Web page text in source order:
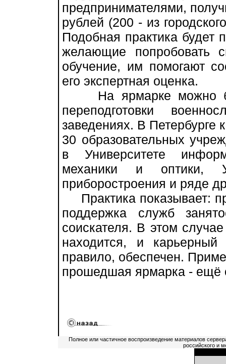
предпринимателями,
рублей (200 - из
Подобная практика будет
желающие попробовать
обучение, им помогают
его экспертная оценка.
На ярмарке можно
переподготовки
заведениях. В Петербурге
30 образовательных
в Университете
механики и оптики,
приборостроения и ряде
Практика показывает:
поддержка служб
соискателя. В этом
находится, и
правило, обеспечен.
прошедшая ярмарка - ещё
Полное или частичное воспроизведение материалов
российского и